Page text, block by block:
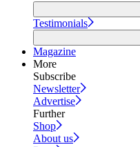
Testimonials
Magazine
More
Subscribe
Newsletter
Advertise
Further
Shop
About us